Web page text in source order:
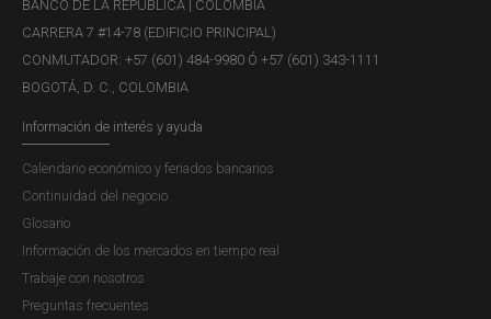
los trámites asociados al Sistema Electrónico de
Negociación (SEN) deberán ser radicados exclusivamente
a través de la opción...
Boletín DCV 345 - Nueva funcionalidad
para la radicación de trámites
Publicación |MARTES, 19 DE AGOSTO DE 2025
En el marco de nuestra estrategia de modernización
institucional y mejora continua de los servicios, les
BANCO DE LA REPÚBLICA | COLOMBIA
CARRERA 7 #14-78 (EDIFICIO PRINCIPAL)
CONMUTADOR: +57 (601) 484-9980 Ó +57 (601) 343-1111
BOGOTÁ, D. C., COLOMBIA
Información de interés y ayuda
Calendario económico y feriados bancarios
Continuidad del negocio
Glosario
Información de los mercados en tiempo real
Trabaje con nosotros
Preguntas frecuentes